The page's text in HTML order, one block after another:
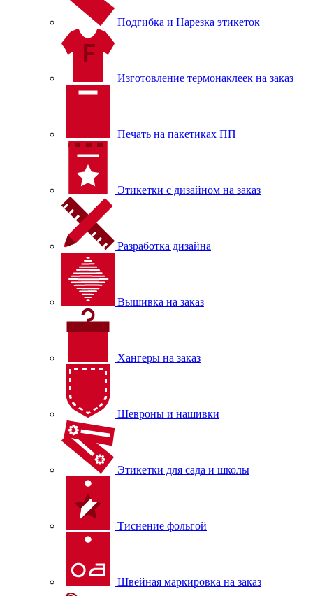
Подгибка и Нарезка этикеток
Изготовление термонаклеек на заказ
Печать на пакетиках ПП
Этикетки с дизайном на заказ
Разработка дизайна
Вышивка на заказ
Хангеры на заказ
Шевроны и нашивки
Этикетки для сада и школы
Тиснение фольгой
Швейная маркировка на заказ